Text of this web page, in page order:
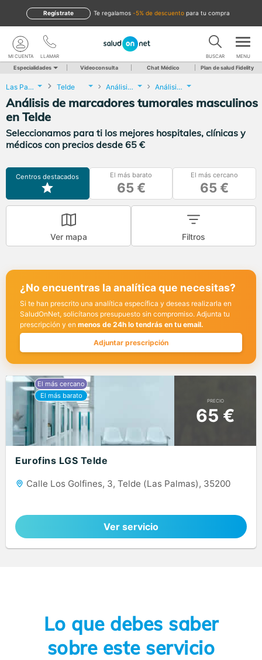
te regalamos -5% de descuento para tu compra
Regístrate
LLAMAR
MI CUENTA BUSCAR MENU
Especialidades Videoconsulta Chat Médico Plan de salud Fidelity
Las Palmas Telde Análisis Clínicos Análisis de marcadores tumorales masculinos
Análisis de marcadores tumorales masculinos
en Telde
Seleccionamos para ti los mejores hospitales, clínicas y
médicos con precios desde 65 €
Centros destacados El más barato
65 €
El más cercano
65 €
Ver mapa Filtros
¿No encuentras la analítica que necesitas?
Si te han prescrito una analítica específica y deseas realizarla en
SaludOnNet, solicítanos presupuesto sin compromiso. Adjunta tu
prescripción y en menos de 24h lo tendrás en tu email.
Adjuntar prescripción
PRECIO
65 €
Eurofins LGS Telde
Calle Los Golfines, 3, Telde (Las Palmas), 35200
Ver servicio
Lo que debes saber
sobre este servicio